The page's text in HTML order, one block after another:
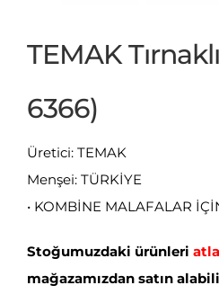
TEMAK
6366)
Üretici: TEMAK
Menşei: TÜRKİYE
• KOMBİNE MALAFALAR
Stoğumuzdaki ürünleri
mağazamızdan satın